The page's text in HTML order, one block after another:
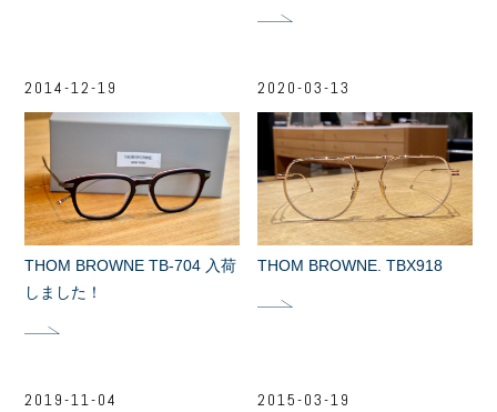
2014-12-19
THOM BROWNE TB-704 入荷
しました！
2020-03-13
THOM BROWNE. TBX918
2019-11-04 2015-03-19